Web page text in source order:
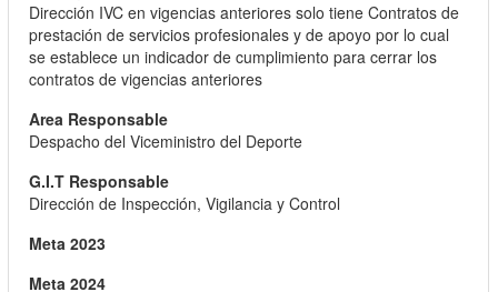
Dirección IVC en vigencias anteriores solo tiene Contratos de
prestación de servicios profesionales y de apoyo por lo cual
se establece un indicador de cumplimiento para cerrar los
contratos de vigencias anteriores
Despacho del Viceministro del Deporte
Dirección de Inspección, Vigilancia y Control